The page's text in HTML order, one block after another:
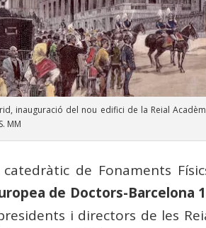
inauguració del nou edifici de la Reial
MM
de Fonaments
de Doctors-Barcelona
i directors de les